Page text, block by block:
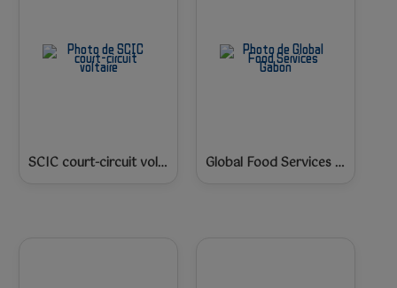
SCIC court-circuit voltaire Global Food Services Gabon